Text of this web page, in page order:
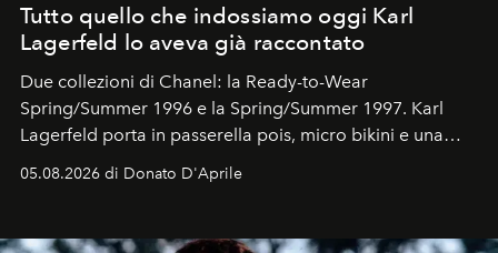
Tutto quello che indossiamo oggi Karl
Lagerfeld lo aveva già raccontato
Due collezioni di Chanel: la Ready-to-Wear
Spring/Summer 1996 e la Spring/Summer 1997. Karl
Lagerfeld porta in passerella pois, micro bikini e una
Kate, Claudia e Carla una dietro l'altra. Trent'anni dopo,
uno dei documenti più contemporanei che abbiamo.
05.08.2026 di Donato D'Aprile